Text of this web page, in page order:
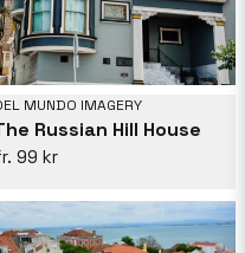
MUNDO IMAGERY
Russian Hill House
99 kr